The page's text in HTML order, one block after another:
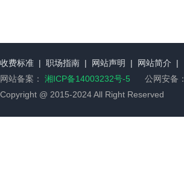
收费标准 | 职场指南 | 网站声明 | 网站简介 |
网站备案： 湘ICP备14003232号-5 公网安备：
Copyright @ 2015-2024 All Right Reserved